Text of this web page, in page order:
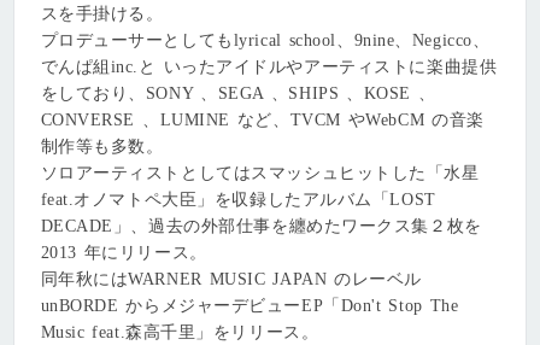
スを手掛ける。
プロデューサーとしてもlyrical school、9nine、Negicco、
でんぱ組inc.と いったアイドルやアーティストに楽曲提供
をしており、SONY 、SEGA 、SHIPS 、KOSE 、
CONVERSE 、LUMINE など、TVCM やWebCM の⾳楽
制作等も多数。
ソロアーティストとしてはスマッシュヒットした「水星
feat.オノマトペ大臣」を収録したアルバム「LOST
DECADE」、過去の外部仕事を纏めたワークス集２枚を
2013 年にリリース。
同年秋にはWARNER MUSIC JAPAN のレーベル
unBORDE からメジャーデビューEP「Don't Stop The
Music feat.森⾼千⾥」をリリース。